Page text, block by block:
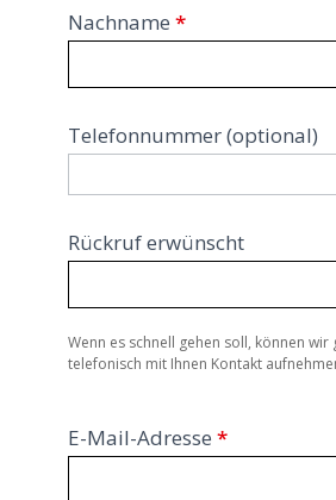
Nachname *
Telefonnummer (optional)
Rückruf erwünscht
Wenn es schnell gehen soll, können
telefonisch mit Ihnen Kontakt
E-Mail-Adresse *